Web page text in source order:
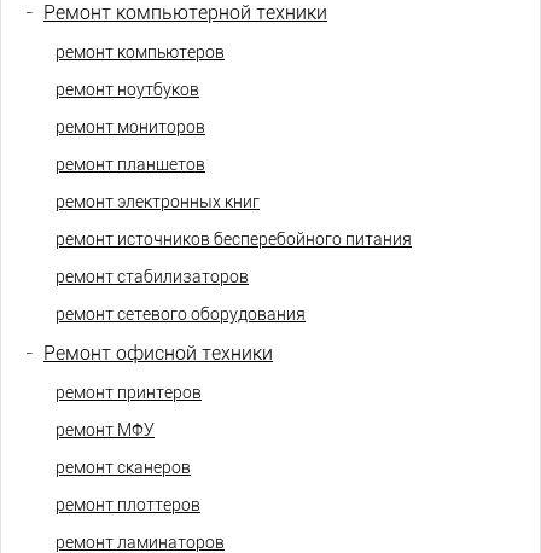
- Ремонт компьютерной техники
ремонт компьютеров
ремонт ноутбуков
ремонт мониторов
ремонт планшетов
ремонт электронных книг
ремонт источников бесперебойного питания
ремонт стабилизаторов
ремонт сетевого оборудования
- Ремонт офисной техники
ремонт принтеров
ремонт МФУ
ремонт сканеров
ремонт плоттеров
ремонт ламинаторов